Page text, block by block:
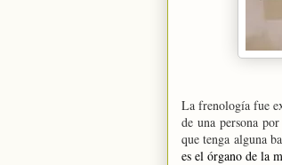
La frenología fue
de una persona
que tenga alguna
es el órgano de la